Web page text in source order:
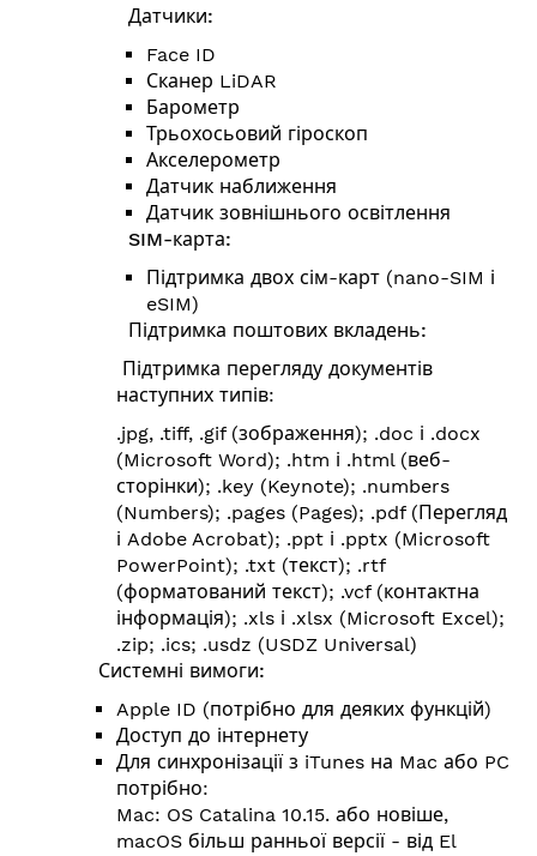
Датчики:
Face ID
Сканер LiDAR
Барометр
Трьохосьовий гіроскоп
Акселерометр
Датчик наближення
Датчик зовнішнього освітлення
SIM-карта:
Підтримка двох сім-карт (nano-SIM і
eSIM)
Підтримка поштових вкладень:
Підтримка перегляду документів
наступних типів:
.jpg, .tiff, .gif (зображення); .doc і .docx
(Microsoft Word); .htm і .html (веб-
сторінки); .key (Keynote); .numbers
(Numbers); .pages (Pages); .pdf (Перегляд
і Adobe Acrobat); .ppt і .pptx (Microsoft
PowerPoint); .txt (текст); .rtf
(форматований текст); .vcf (контактна
інформація); .xls і .xlsx (Microsoft Excel);
.zip; .ics; .usdz (USDZ Universal)
Системні вимоги:
Apple ID (потрібно для деяких функцій)
Доступ до інтернету
Для синхронізації з iTunes на Mac або PC
потрібно:
Mac: OS Catalina 10.15. або новіше,
macOS більш ранньої версії - від El